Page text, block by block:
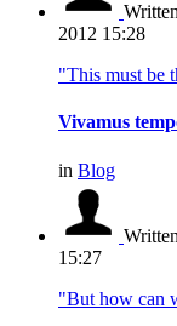
2012 15:28
"This must be
Vivamus
in Blog
15:27
"But how can